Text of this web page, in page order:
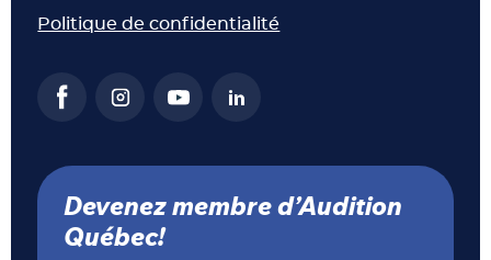
Politique de confidentialité
Devenez membre d’Audition
Québec!